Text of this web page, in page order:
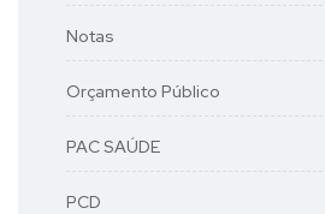
Notas
Orçamento Público
PAC SAÚDE
PCD